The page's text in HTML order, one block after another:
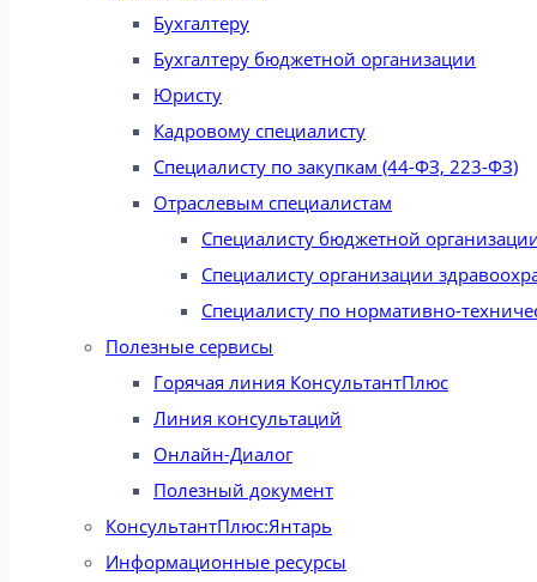
Бухгалтеру
Бухгалтеру бюджетной организации
Юристу
Кадровому специалисту
Специалисту по закупкам (44-ФЗ, 223-ФЗ)
Отраслевым специалистам
Специалисту бюджетной
Специалисту организации
Специалисту по нормативно-
Полезные сервисы
Горячая линия КонсультантПлюс
Линия консультаций
Онлайн-Диалог
Полезный документ
КонсультантПлюс:Янтарь
Информационные ресурсы